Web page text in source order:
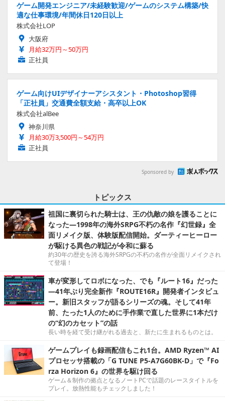
ゲーム開発エンジニア/未経験歓迎/ゲームのシステム構築/快
適な仕事環境/年間休日120日以上
株式会社LOP
大阪府
月給32万円～50万円
正社員
ゲーム向けUIデザイナーアシスタント・Photoshop習得
「正社員」交通費全額支給・高卒以上OK
株式会社alBee
神奈川県
月給30万3,500円～54万円
正社員
Sponsored by
トピックス
祖国に裏切られた騎士は、王の仇敵の娘を護ることに
なった―1998年の海外SRPG不朽の名作『幻世録』全
面リメイク版、体験版配信開始。ダーティーヒーロー
が駆ける異色の戦記が令和に蘇る
約30年の歴史を誇る海外SRPGの不朽の名作が全面リメイクされ
て登場！
車が変形してロボになった、でも『ルート16』だった
―41年ぶり完全新作『ROUTE16R』開発者インタビュ
ー。新旧スタッフが語るシリーズの魂。そして41年
前、たった1人のために手作業で直した世界に1本だけ
の“幻のカセット”の話
長い時を経て受け継がれる過去と、新たに生まれるものとは。
ゲームプレイも録画配信もこれ1台。AMD Ryzen™ AI
プロセッサ搭載の「G TUNE P5-A7G60BK-D」で『Fo
rza Horizon 6』の世界を駆け回る
ゲーム＆制作の拠点となるノートPCで話題のレースタイトルを
プレイ。放熱性能もチェックしました！